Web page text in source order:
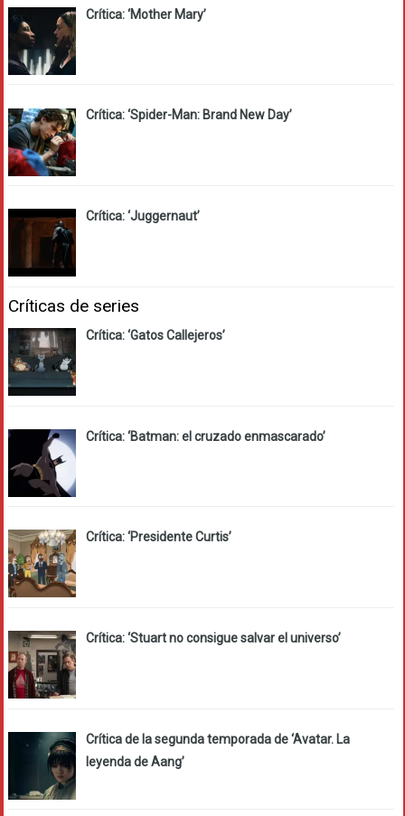
Crítica: ‘Mother Mary’
Crítica: ‘Spider-Man: Brand New Day’
Crítica: ‘Juggernaut’
Críticas de series
Crítica: ‘Gatos Callejeros’
Crítica: ‘Batman: el cruzado enmascarado’
Crítica: ‘Presidente Curtis’
Crítica: ‘Stuart no consigue salvar el universo’
Crítica de la segunda temporada de ‘Avatar. La
leyenda de Aang’